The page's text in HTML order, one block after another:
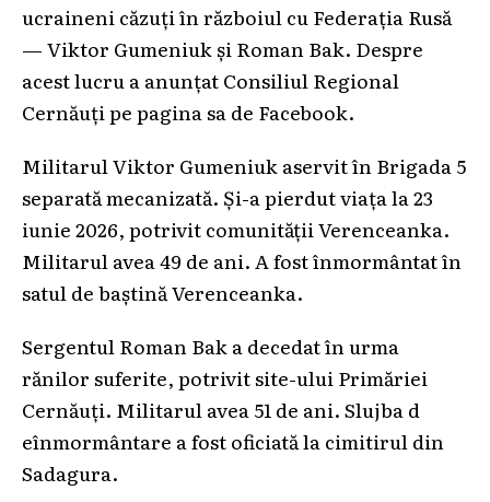
ucraineni căzuți în războiul cu Federația Rusă
— Viktor Gumeniuk și Roman Bak. Despre
acest lucru a anunțat Consiliul Regional
Cernăuți pe pagina sa de Facebook.
Militarul Viktor Gumeniuk aservit în Brigada 5
separată mecanizată. Și-a pierdut viața la 23
iunie 2026, potrivit comunității Verenceanka.
Militarul avea 49 de ani. A fost înmormântat în
satul de baștină Verenceanka.
Sergentul Roman Bak a decedat în urma
rănilor suferite, potrivit site-ului Primăriei
Cernăuți. Militarul avea 51 de ani. Slujba d
eînmormântare a fost oficiată la cimitirul din
Sadagura.